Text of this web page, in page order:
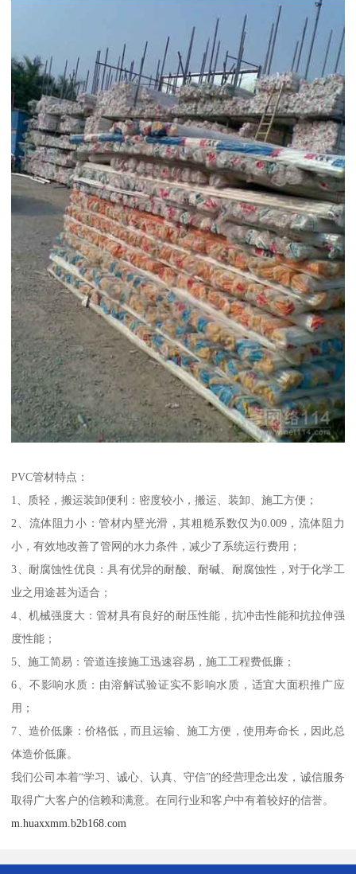
PVC管材特点：
1、质轻，搬运装卸便利：密度较小，搬运、装卸、施工方便；
2、流体阻力小：管材内壁光滑，其粗糙系数仅为0.009，流体阻力
小，有效地改善了管网的水力条件，减少了系统运行费用；
3、耐腐蚀性优良：具有优异的耐酸、耐碱、耐腐蚀性，对于化学工
业之用途甚为适合；
4、机械强度大：管材具有良好的耐压性能，抗冲击性能和抗拉伸强
度性能；
5、施工简易：管道连接施工迅速容易，施工工程费低廉；
6、不影响水质：由溶解试验证实不影响水质，适宜大面积推广应
用；
7、造价低廉：价格低，而且运输、施工方便，使用寿命长，因此总
体造价低廉。
我们公司本着“学习、诚心、认真、守信”的经营理念出发，诚信服务
取得广大客户的信赖和满意。在同行业和客户中有着较好的信誉。
m.huaxxmm.b2b168.com